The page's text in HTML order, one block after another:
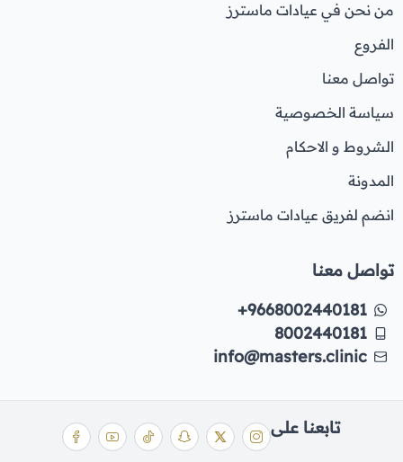
من نحن في عيادات ماسترز
الفروع
تواصل معنا
سياسة الخصوصية
الشروط و الاحكام
المدونة
انضم لفريق عيادات ماسترز
تواصل معنا
+9668002440181
8002440181
info@masters.clinic
تابعنا على